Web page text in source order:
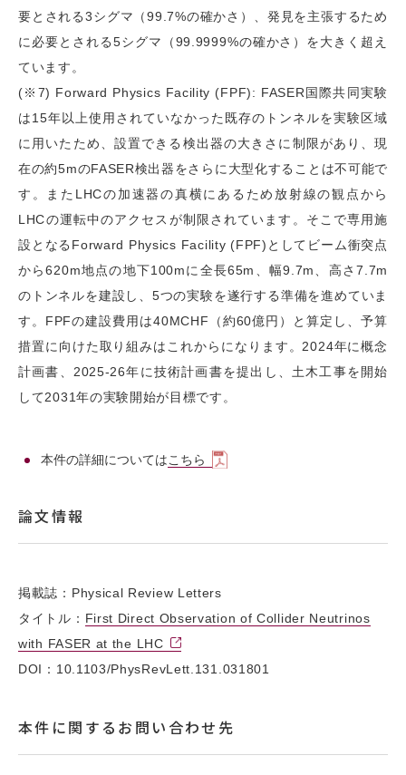
要とされる3シグマ（99.7%の確かさ）、発見を主張するため
に必要とされる5シグマ（99.9999%の確かさ）を大きく超え
ています。
(※7) Forward Physics Facility (FPF): FASER国際共同実験
は15年以上使用されていなかった既存のトンネルを実験区域
に用いたため、設置できる検出器の大きさに制限があり、現
在の約5mのFASER検出器をさらに大型化することは不可能で
す。またLHCの加速器の真横にあるため放射線の観点から
LHCの運転中のアクセスが制限されています。そこで専用施
設となるForward Physics Facility (FPF)としてビーム衝突点
から620m地点の地下100mに全長65m、幅9.7m、高さ7.7m
のトンネルを建設し、5つの実験を遂行する準備を進めていま
す。FPFの建設費用は40MCHF（約60億円）と算定し、予算
措置に向けた取り組みはこれからになります。2024年に概念
計画書、2025-26年に技術計画書を提出し、土木工事を開始
して2031年の実験開始が目標です。
本件の詳細についてはこちら
論文情報
掲載誌：Physical Review Letters
タイトル： First Direct Observation of Collider Neutrinos
with FASER at the LHC
DOI：10.1103/PhysRevLett.131.031801
本件に関するお問い合わせ先